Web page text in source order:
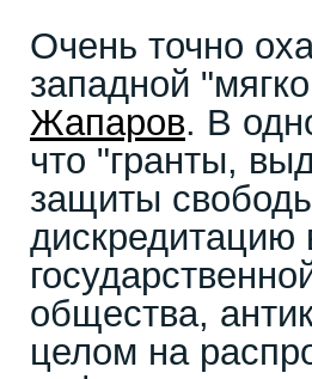
Очень точно
западной
Жапаров. В
что "гранты,
защиты
дискредитацию
общества,
целом на